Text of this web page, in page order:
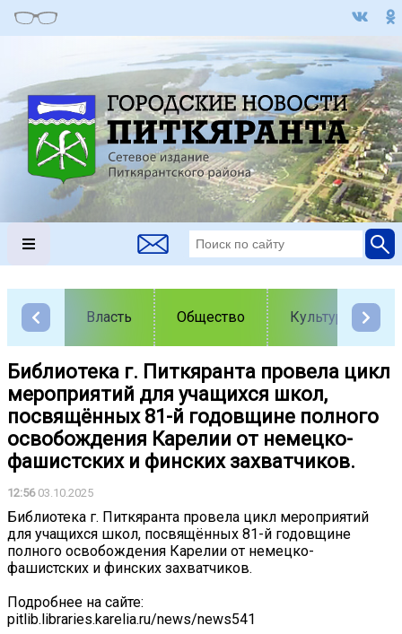
Власть Общество Культура
Библиотека г. Питкяранта провела цикл
мероприятий для учащихся школ,
посвящённых 81-й годовщине полного
освобождения Карелии от немецко-
фашистских и финских захватчиков.
12:5603.10.2025
Библиотека г. Питкяранта провела цикл мероприятий
для учащихся школ, посвящённых 81-й годовщине
полного освобождения Карелии от немецко-
фашистских и финских захватчиков.
Подробнее на сайте:
pitlib.libraries.karelia.ru/news/news541